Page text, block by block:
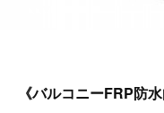
《バルコニーFRP防